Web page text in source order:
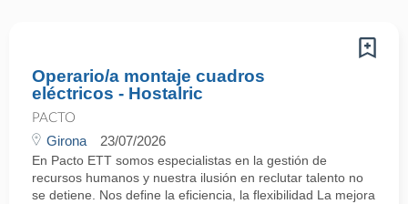
Operario/a montaje cuadros
eléctricos - Hostalric
PACTO
Girona 23/07/2026
En Pacto ETT somos especialistas en la gestión de
recursos humanos y nuestra ilusión en reclutar talento no
se detiene. Nos define la eficiencia, la flexibilidad La mejora